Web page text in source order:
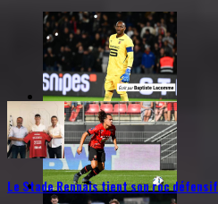
Le Stade Rennais tient son roc défensif